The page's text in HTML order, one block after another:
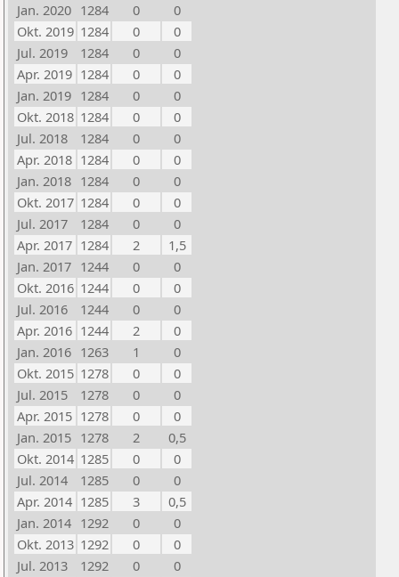
Jan. 2020 1284 0
0
Okt. 2019 1284 0
0
Jul. 2019
1284 0
0
Apr. 2019 1284 0
0
Jan. 2019 1284 0
0
Okt. 2018 1284 0
0
Jul. 2018
1284 0
0
Apr. 2018 1284 0
0
Jan. 2018 1284 0
0
Okt. 2017 1284 0
0
Jul. 2017
1284 0
0
Apr. 2017 1284 2
1,5
Jan. 2017 1244 0
0
Okt. 2016 1244 0
0
Jul. 2016
1244 0
0
Apr. 2016 1244 2
0
Jan. 2016 1263 1
0
Okt. 2015 1278 0
0
Jul. 2015
1278 0
0
Apr. 2015 1278 0
0
Jan. 2015 1278 2
0,5
Okt. 2014 1285 0
0
Jul. 2014
1285 0
0
Apr. 2014 1285 3
0,5
Jan. 2014 1292 0
0
Okt. 2013 1292 0
0
Jul. 2013
1292 0
0